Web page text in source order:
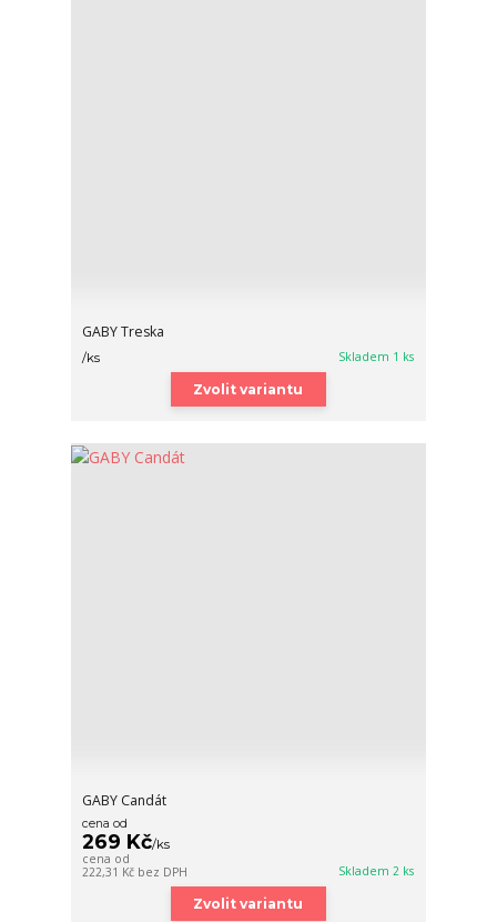
GABY Treska
/ks Skladem 1 ks
Zvolit variantu
GABY Candát
cena od
269 Kč/ks
cena od
222,31 Kč bez DPH Skladem 2 ks
Zvolit variantu